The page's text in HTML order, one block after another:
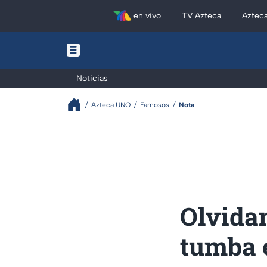
en vivo TV Azteca
Noticias
Azteca UNO Famosos Nota
tumba